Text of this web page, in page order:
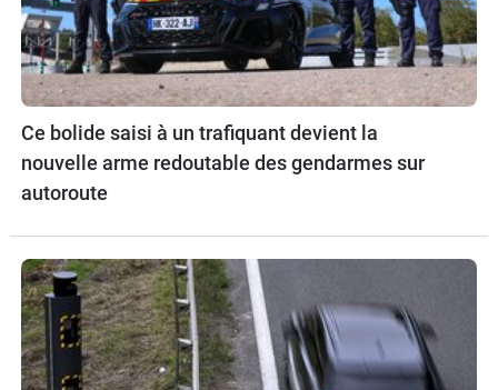
Ce bolide saisi à un trafiquant devient la
nouvelle arme redoutable des gendarmes sur
autoroute